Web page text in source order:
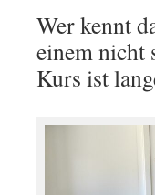
Wer kennt
einem nicht
Kurs ist